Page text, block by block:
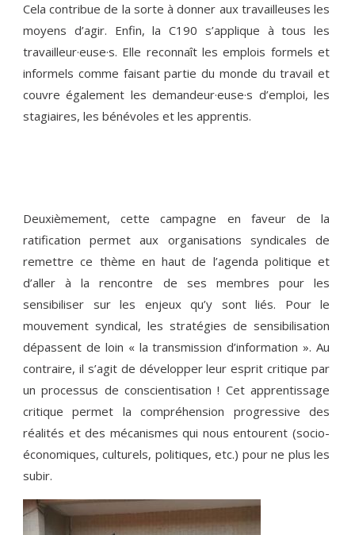
Cela contribue de la sorte à donner aux travailleuses les
moyens d’agir. Enfin, la C190 s’applique à tous les
travailleur·euse·s. Elle reconnaît les emplois formels et
informels comme faisant partie du monde du travail et
couvre également les demandeur·euse·s d’emploi, les
stagiaires, les bénévoles et les apprentis.
Deuxièmement, cette campagne en faveur de la
ratification permet aux organisations syndicales de
remettre ce thème en haut de l’agenda politique et
d’aller à la rencontre de ses membres pour les
sensibiliser sur les enjeux qu’y sont liés. Pour le
mouvement syndical, les stratégies de sensibilisation
dépassent de loin « la transmission d’information ». Au
contraire, il s’agit de développer leur esprit critique par
un processus de conscientisation ! Cet apprentissage
critique permet la compréhension progressive des
réalités et des mécanismes qui nous entourent (socio-
économiques, culturels, politiques, etc.) pour ne plus les
subir.